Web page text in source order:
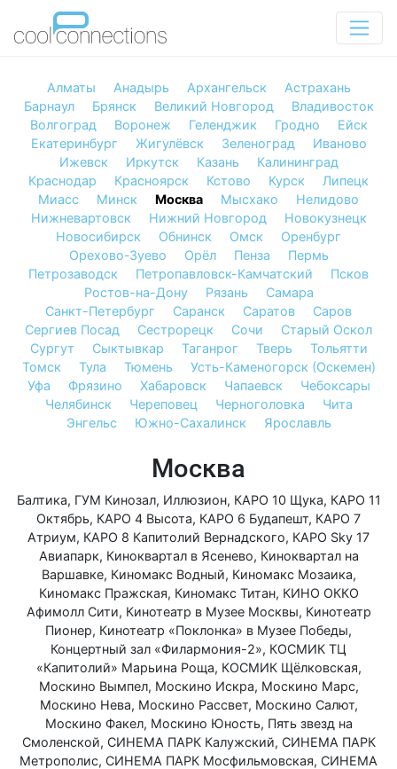
Алматы Анадырь Архангельск
Астрахань
Барнаул
Брянск Великий Новгород
Владивосток
Волгоград
Воронеж Геленджик Гродно
Ейск
Екатеринбург
Жигулёвск Зеленоград
Иваново
Ижевск
Иркутск Казань
Калининград
Краснодар
Красноярск Кстово Курск
Липецк
Миасс
Минск Москва Мысхако
Нелидово
Нижневартовск
Нижний Новгород
Новокузнецк
Новосибирск
Обнинск Омск
Оренбург
Орехово-Зуево
Орёл Пенза
Пермь
Петрозаводск
Петропавловск-Камчатский
Псков
Ростов-на-Дону
Рязань
Самара
Санкт-Петербург
Саранск Саратов
Саров
Сергиев Посад
Сестрорецк Сочи
Старый Оскол
Сургут
Сыктывкар Таганрог Тверь
Тольятти
Томск
Тула Тюмень
Усть-Каменогорск (Оскемен)
Уфа
Фрязино Хабаровск Чапаевск
Чебоксары
Челябинск
Череповец Черноголовка
Чита
Энгельс
Южно-Сахалинск Ярославль
Москва
Балтика, ГУМ Кинозал, Иллюзион, КАРО 10 Щука, КАРО 11
Октябрь, КАРО 4 Высота, КАРО 6 Будапешт, КАРО 7
Атриум, КАРО 8 Капитолий Вернадского, КАРО Sky 17
Авиапарк, Киноквартал в Ясенево, Киноквартал на
Варшавке, Киномакс Водный, Киномакс Мозаика,
Киномакс Пражская, Киномакс Титан, КИНО ОККО
Афимолл Сити, Кинотеатр в Музее Москвы, Кинотеатр
Пионер, Кинотеатр «Поклонка» в Музее Победы,
Концертный зал «Филармония-2», КОСМИК ТЦ
«Капитолий» Марьина Роща, КОСМИК Щёлковская,
Москино Вымпел, Москино Искра, Москино Марс,
Москино Нева, Москино Рассвет, Москино Салют,
Москино Факел, Москино Юность, Пять звезд на
Смоленской, СИНЕМА ПАРК Калужский, СИНЕМА ПАРК
Метрополис, СИНЕМА ПАРК Мосфильмовская, СИНЕМА